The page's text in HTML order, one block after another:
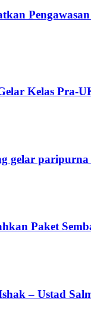
Kelas Pra-
gelar
Paket
– Ustad